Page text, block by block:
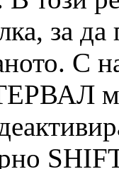
за
С